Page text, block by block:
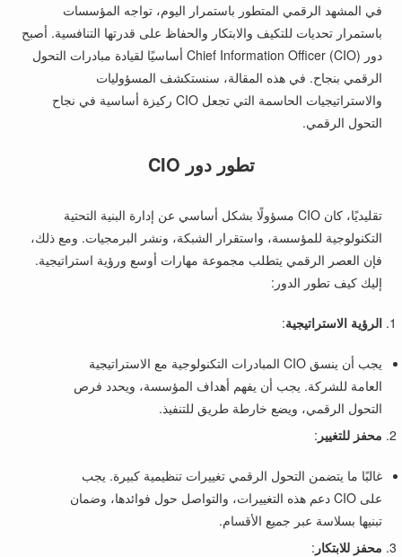
في المشهد الرقمي المتطور باستمرار اليوم، تواجه المؤسسات
باستمرار تحديات للتكيف والابتكار والحفاظ على قدرتها التنافسية. أصبح
دور Chief Information Officer (CIO) أساسيًا لقيادة مبادرات التحول
الرقمي بنجاح. في هذه المقالة، سنستكشف المسؤوليات
والاستراتيجيات الحاسمة التي تجعل CIO ركيزة أساسية في نجاح
التحول الرقمي.
تطور دور CIO
تقليديًا، كان CIO مسؤولًا بشكل أساسي عن إدارة البنية التحتية
التكنولوجية للمؤسسة، واستقرار الشبكة، ونشر البرمجيات. ومع ذلك،
فإن العصر الرقمي يتطلب مجموعة مهارات أوسع ورؤية استراتيجية.
إليك كيف تطور الدور:
الرؤية الاستراتيجية:
يجب أن ينسق CIO المبادرات التكنولوجية مع الاستراتيجية
العامة للشركة. يجب أن يفهم أهداف المؤسسة، ويحدد فرص
التحول الرقمي، ويضع خارطة طريق للتنفيذ.
محفز للتغيير :
غالبًا ما يتضمن التحول الرقمي تغييرات تنظيمية كبيرة. يجب
على CIO دعم هذه التغييرات، والتواصل حول فوائدها، وضمان
تبنيها بسلاسة عبر جميع الأقسام.
محفز للابتكار :